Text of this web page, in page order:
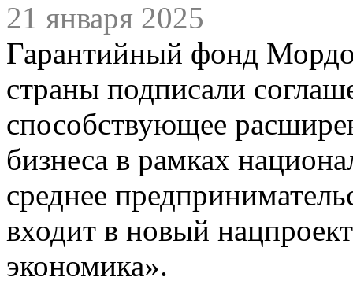
21 января 2025
Гарантийный фонд
страны подписали
способствующее
бизнеса в рамках
среднее
входит в новый
экономика».